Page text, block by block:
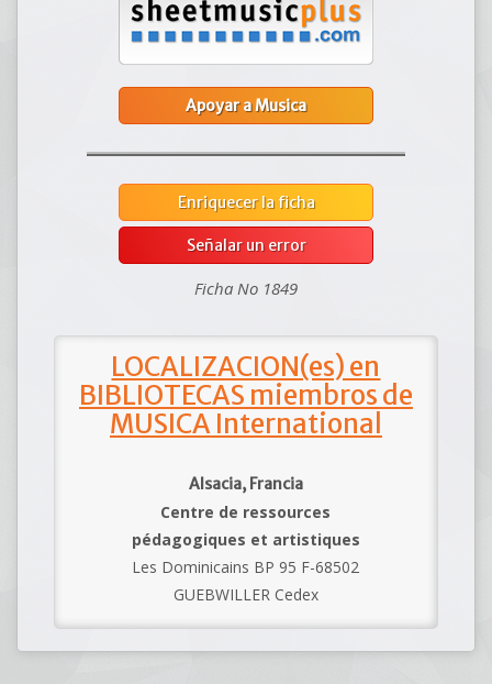
Apoyar a Musica
Enriquecer la ficha
Señalar un error
Ficha No 1849
LOCALIZACION(es) en
BIBLIOTECAS miembros de
MUSICA International
Alsacia, Francia
Centre de ressources
pédagogiques et artistiques
Les Dominicains BP 95 F-68502
GUEBWILLER Cedex